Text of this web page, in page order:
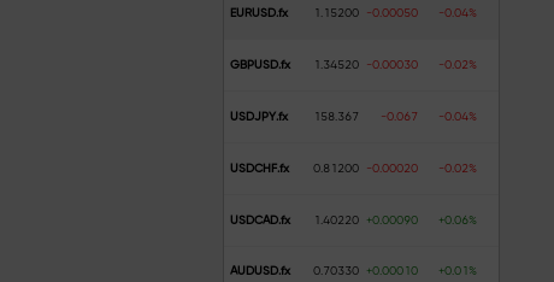
EURUSD.fx 1.15200 -0.00050 -0.04%
GBPUSD.fx 1.34520 -0.00030 -0.02%
USDJPY.fx 158.367 -0.067 -0.04%
USDCHF.fx 0.81200 -0.00020 -0.02%
USDCAD.fx 1.40220 +0.00090 +0.06%
AUDUSD.fx 0.70330 +0.00010 +0.01%